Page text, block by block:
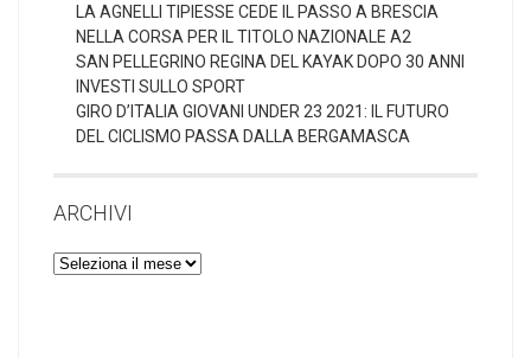
LA AGNELLI TIPIESSE CEDE IL PASSO A BRESCIA
NELLA CORSA PER IL TITOLO NAZIONALE A2
SAN PELLEGRINO REGINA DEL KAYAK DOPO 30 ANNI
INVESTI SULLO SPORT
GIRO D’ITALIA GIOVANI UNDER 23 2021: IL FUTURO
DEL CICLISMO PASSA DALLA BERGAMASCA
ARCHIVI
Archivi